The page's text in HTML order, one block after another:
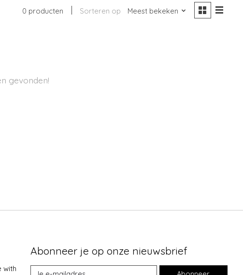
0 producten Sorteren op Meest bekeken
gevonden!
with
Abonneer je op onze nieuwsbrief